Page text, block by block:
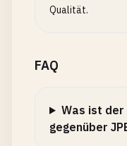
Qualität.
FAQ
Was ist der
gegenüber